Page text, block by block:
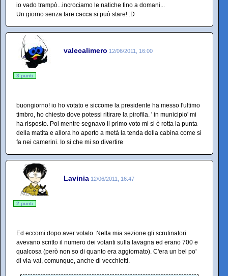
io vado trampò...incrociamo le natiche fino a domani...
Un giorno senza fare cacca si può stare! :D
valecalimero 12/06/2011, 16:00
3 punti
buongiorno! io ho votato e siccome la presidente ha messo l'ultimo
timbro, ho chiesto dove potessi ritirare la pirofila. ' in municipio' mi
ha risposto. Poi mentre segnavo il primo voto mi si è rotta la punta
della matita e allora ho aperto a metà la tenda della cabina come si
fa nei camerini. Io si che mi so divertire
Lavinia 12/06/2011, 16:47
2 punti
Ed eccomi dopo aver votato. Nella mia sezione gli scrutinatori
avevano scritto il numero dei votanti sulla lavagna ed erano 700 e
qualcosa (però non so di quanto era aggiornato). C'era un bel po'
di via-vai, comunque, anche di vecchietti.